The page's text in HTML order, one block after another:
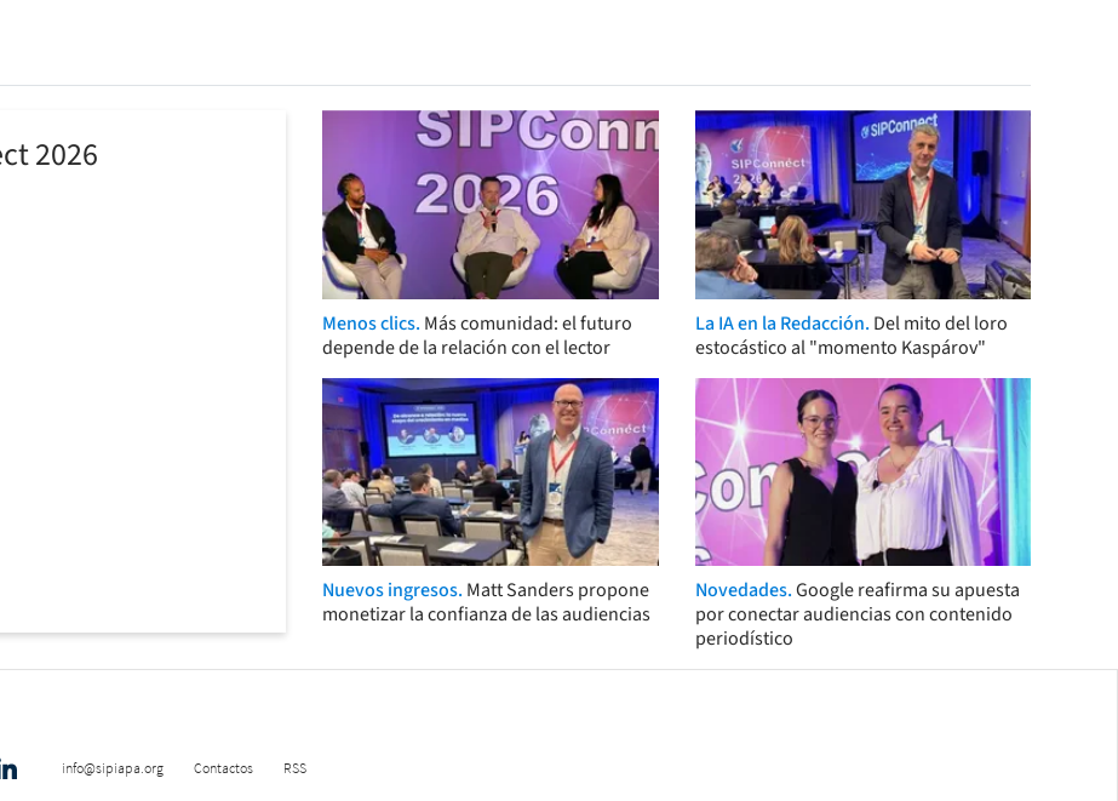
2026
Menos clics. Más comunidad: el futuro
depende de la relación con el lector
La IA en la Redacción. Del mito del loro
estocástico al "momento Kaspárov"
Nuevos ingresos. Matt Sanders propone
monetizar la confianza de las audiencias
Novedades.Google reafirma su apuesta
por conectar audiencias con contenido
periodístico
info@sipiapa.org Contactos RSS